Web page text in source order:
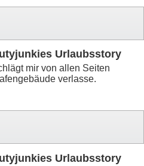
Urlaubsstory
mir von allen Seiten
verlasse.
Urlaubsstory